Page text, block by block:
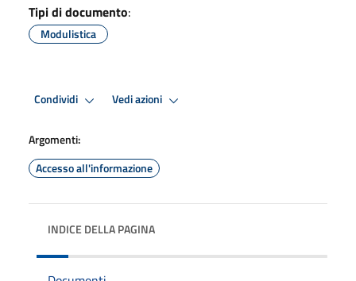
Tipi di documento:
Modulistica
Condividi Vedi azioni
Argomenti:
Accesso all'informazione
INDICE DELLA PAGINA